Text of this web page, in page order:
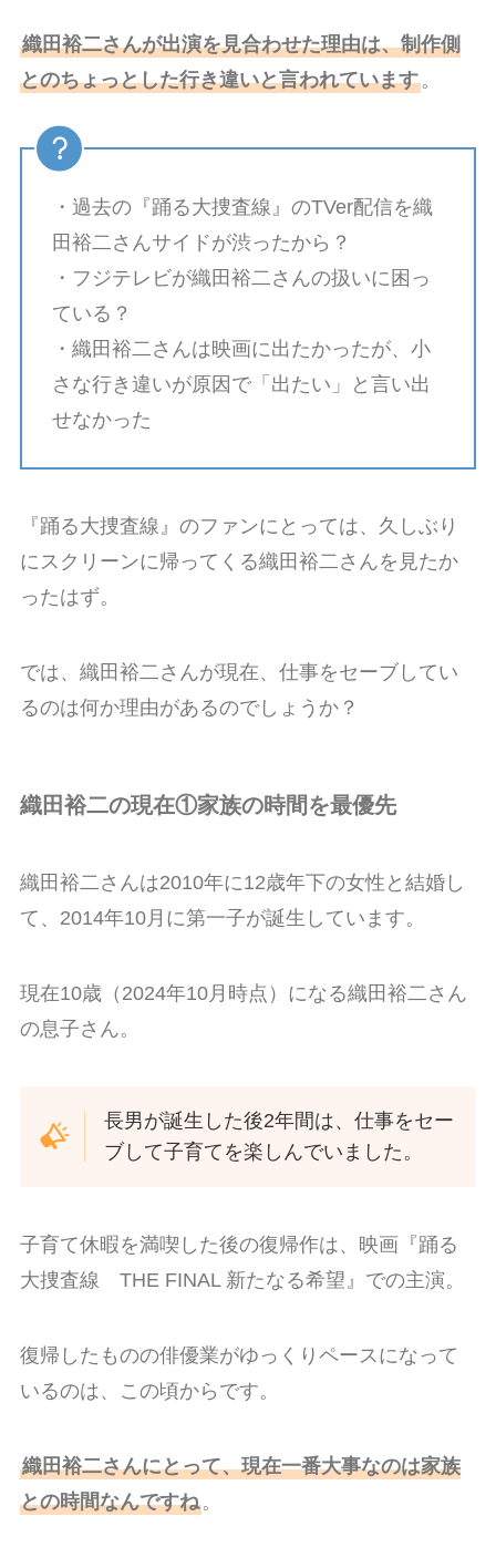
織田裕二さんが出演を見合わせた理由は、制作側
とのちょっとした行き違いと言われています。
・過去の『踊る大捜査線』のTVer配信を織
田裕二さんサイドが渋ったから？
・フジテレビが織田裕二さんの扱いに困っ
ている？
・織田裕二さんは映画に出たかったが、小
さな行き違いが原因で「出たい」と言い出
せなかった
『踊る大捜査線』のファンにとっては、久しぶり
にスクリーンに帰ってくる織田裕二さんを見たか
ったはず。
では、織田裕二さんが現在、仕事をセーブしてい
るのは何か理由があるのでしょうか？
織田裕二の現在①家族の時間を最優先
織田裕二さんは2010年に12歳年下の女性と結婚し
て、2014年10月に第一子が誕生しています。
現在10歳（2024年10月時点）になる織田裕二さん
の息子さん。
長男が誕生した後2年間は、仕事をセー
ブして子育てを楽しんでいました。
子育て休暇を満喫した後の復帰作は、映画『踊る
大捜査線 THE FINAL 新たなる希望』での主演。
復帰したものの俳優業がゆっくりペースになって
いるのは、この頃からです。
織田裕二さんにとって、現在一番大事なのは家族
との時間なんですね。